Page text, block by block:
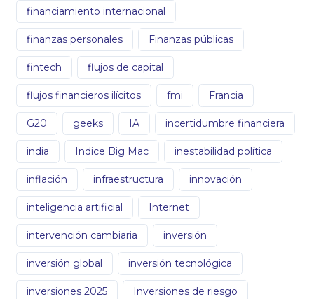
financiamiento internacional
finanzas personales Finanzas públicas
fintech flujos de capital
flujos financieros ilícitos fmi Francia
G20 geeks IA incertidumbre financiera
india Indice Big Mac inestabilidad política
inflación infraestructura innovación
inteligencia artificial Internet
intervención cambiaria inversión
inversión global inversión tecnológica
inversiones 2025 Inversiones de riesgo